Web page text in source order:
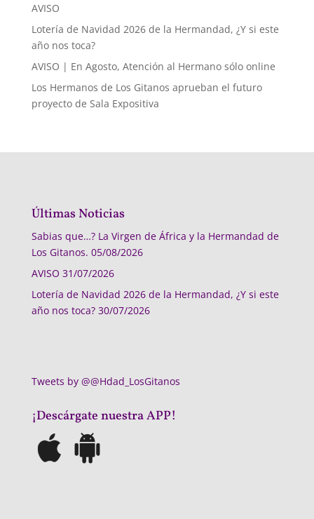
AVISO
Lotería de Navidad 2026 de la Hermandad, ¿Y si este
año nos toca?
AVISO | En Agosto, Atención al Hermano sólo online
Los Hermanos de Los Gitanos aprueban el futuro
proyecto de Sala Expositiva
Últimas Noticias
Sabias que…? La Virgen de África y la Hermandad de
Los Gitanos. 05/08/2026
AVISO 31/07/2026
Lotería de Navidad 2026 de la Hermandad, ¿Y si este
año nos toca? 30/07/2026
Tweets by @@Hdad_LosGitanos
¡Descárgate nuestra APP!